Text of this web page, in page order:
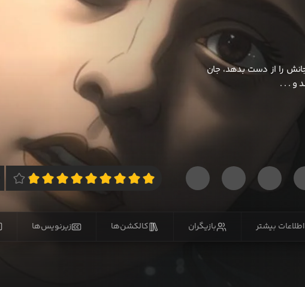
را از دست بدهد، جان
و . . .
اطلاعات بیشتر بازیگران کالکشن‌ها زیرنویس‌ها